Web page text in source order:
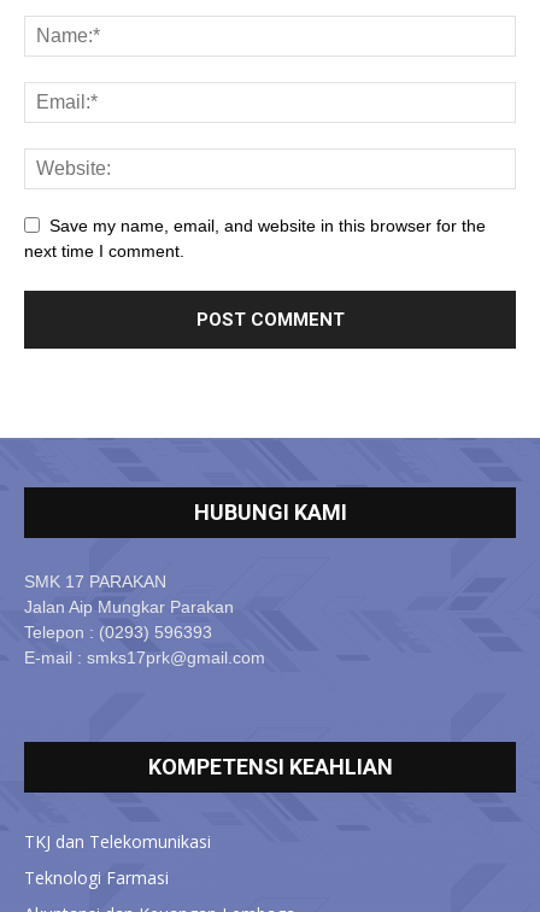
Save my name, email, and website in this browser for the
next time I comment.
HUBUNGI KAMI
SMK 17 PARAKAN
Jalan Aip Mungkar Parakan
Telepon : (0293) 596393
E-mail : smks17prk@gmail.com
KOMPETENSI KEAHLIAN
TKJ dan Telekomunikasi
Teknologi Farmasi